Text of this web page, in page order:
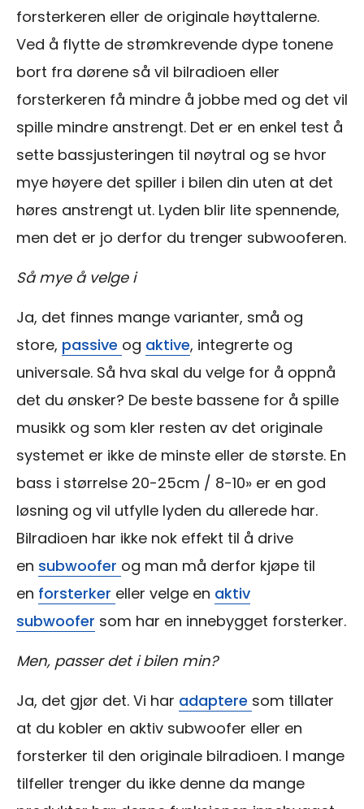
forsterkeren eller de originale høyttalerne.
Ved å flytte de strømkrevende dype tonene
bort fra dørene så vil bilradioen eller
forsterkeren få mindre å jobbe med og det vil
spille mindre anstrengt. Det er en enkel test å
sette bassjusteringen til nøytral og se hvor
mye høyere det spiller i bilen din uten at det
høres anstrengt ut. Lyden blir lite spennende,
men det er jo derfor du trenger subwooferen.
Så mye å velge i
Ja, det finnes mange varianter, små og
store, passive og aktive, integrerte og
universale. Så hva skal du velge for å oppnå
det du ønsker? De beste bassene for å spille
musikk og som kler resten av det originale
systemet er ikke de minste eller de største. En
bass i størrelse 20-25cm / 8-10» er en god
løsning og vil utfylle lyden du allerede har.
Bilradioen har ikke nok effekt til å drive
en subwoofer og man må derfor kjøpe til
en forsterker eller velge en aktiv
subwoofer som har en innebygget forsterker.
Men, passer det i bilen min?
Ja, det gjør det. Vi har adaptere som tillater
at du kobler en aktiv subwoofer eller en
forsterker til den originale bilradioen. I mange
tilfeller trenger du ikke denne da mange